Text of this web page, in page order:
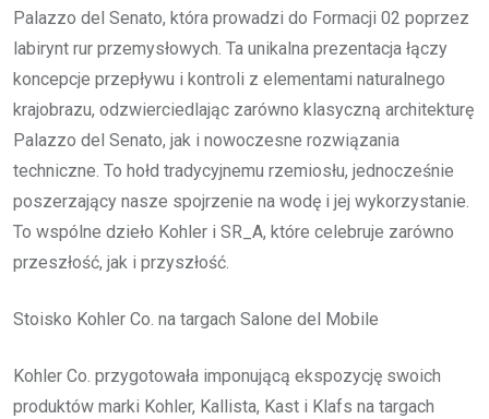
Palazzo del Senato, która prowadzi do Formacji 02 poprzez
labirynt rur przemysłowych. Ta unikalna prezentacja łączy
koncepcje przepływu i kontroli z elementami naturalnego
krajobrazu, odzwierciedlając zarówno klasyczną architekturę
Palazzo del Senato, jak i nowoczesne rozwiązania
techniczne. To hołd tradycyjnemu rzemiosłu, jednocześnie
poszerzający nasze spojrzenie na wodę i jej wykorzystanie.
To wspólne dzieło Kohler i SR_A, które celebruje zarówno
przeszłość, jak i przyszłość.
Stoisko Kohler Co. na targach Salone del Mobile
Kohler Co. przygotowała imponującą ekspozycję swoich
produktów marki Kohler, Kallista, Kast i Klafs na targach